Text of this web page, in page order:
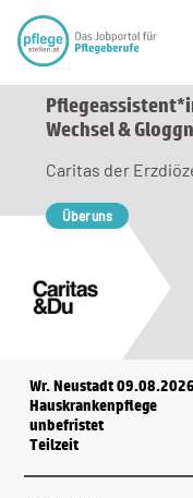
Wechsel &
Caritas der
Über uns
Wr. Neustadt 09.08.2026
Hauskrankenpflege
unbefristet
Teilzeit